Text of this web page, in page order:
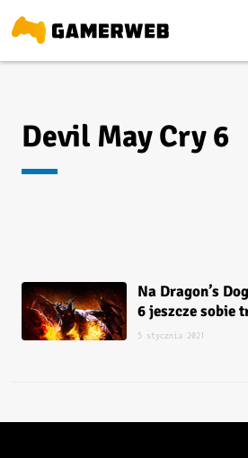
Devil May Cry 6
Na Dragon’s
6 jeszcze sobie
5 stycznia 2021